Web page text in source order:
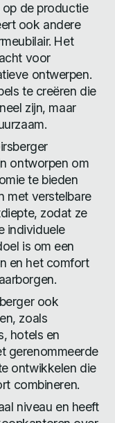
de productie
ook andere
Het
voor
ontwerpen.
te creëren die
zijn, maar
ontworpen om
te bieden
met verstelbare
zodat ze
individuele
is om een
en het comfort
ook
zoals
hotels en
gerenommeerde
ontwikkelen die
combineren.
niveau en heeft